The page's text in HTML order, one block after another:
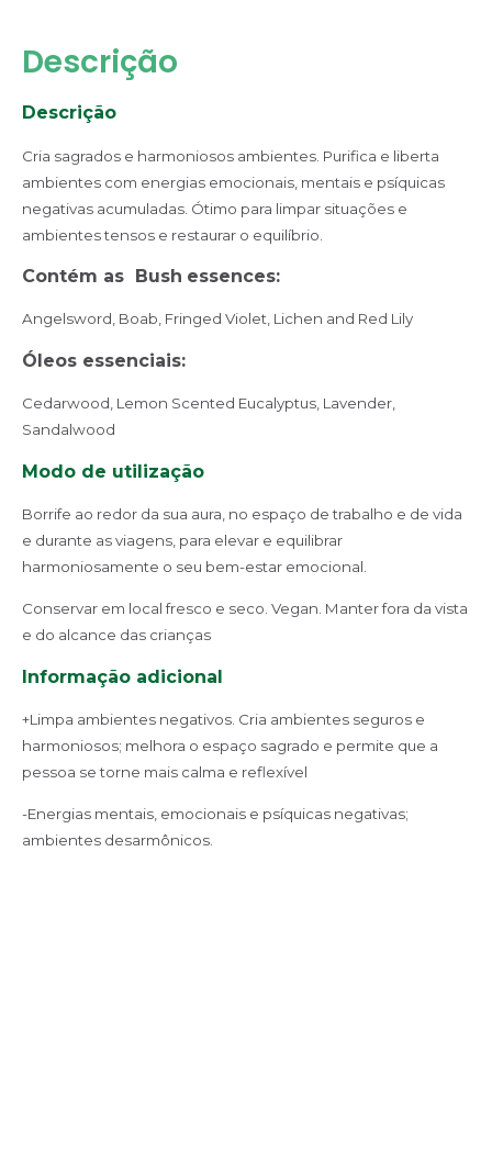
Descrição
Descrição
Cria sagrados e harmoniosos ambientes. Purifica e liberta
ambientes com energias emocionais, mentais e psíquicas
negativas acumuladas. Ótimo para limpar situações e
ambientes tensos e restaurar o equilíbrio.
Contém as Bush essences:
Angelsword, Boab, Fringed Violet, Lichen and Red Lily
Óleos essenciais:
Cedarwood, Lemon Scented Eucalyptus, Lavender,
Sandalwood
Modo de utilização
Borrife ao redor da sua aura, no espaço de trabalho e de vida
e durante as viagens, para elevar e equilibrar
harmoniosamente o seu bem-estar emocional.
Conservar em local fresco e seco. Vegan. Manter fora da vista
e do alcance das crianças
Informação adicional
+Limpa ambientes negativos. Cria ambientes seguros e
harmoniosos; melhora o espaço sagrado e permite que a
pessoa se torne mais calma e reflexível
-Energias mentais, emocionais e psíquicas negativas;
ambientes desarmônicos.